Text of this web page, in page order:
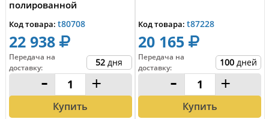
полированной
Код товара: t80708
22 938
Передача на
доставку: 52 дня
- +
Купить
Код товара: t87228
20 165
Передача на
доставку: 100 дней
- +
Купить